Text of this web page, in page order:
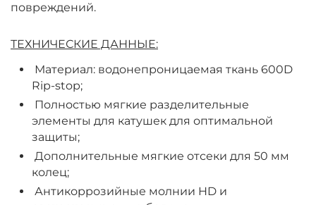
повреждений.
ТЕХНИЧЕСКИЕ ДАННЫЕ:
Материал: водонепроницаемая ткань 600D
Rip-stop;
Полностью мягкие разделительные
элементы для катушек для оптимальной
защиты;
Дополнительные мягкие отсеки для 50 мм
колец;
Антикоррозийные молнии HD и